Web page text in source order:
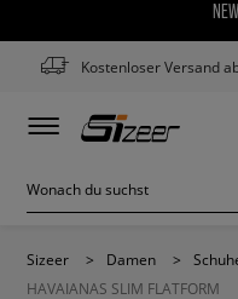
Kostenloser Versand
Sizeer > Damen >
HAVAIANAS SLIM FLATFORM